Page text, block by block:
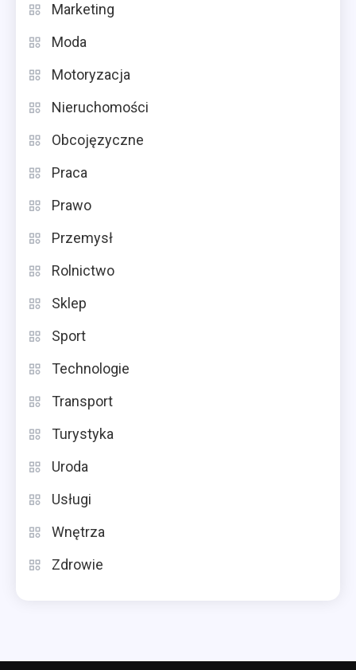
Marketing
Moda
Motoryzacja
Nieruchomości
Obcojęzyczne
Praca
Prawo
Przemysł
Rolnictwo
Sklep
Sport
Technologie
Transport
Turystyka
Uroda
Usługi
Wnętrza
Zdrowie